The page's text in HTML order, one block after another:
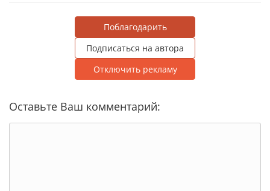
Поблагодарить
Подписаться на автора
Отключить рекламу
Оставьте Ваш комментарий: